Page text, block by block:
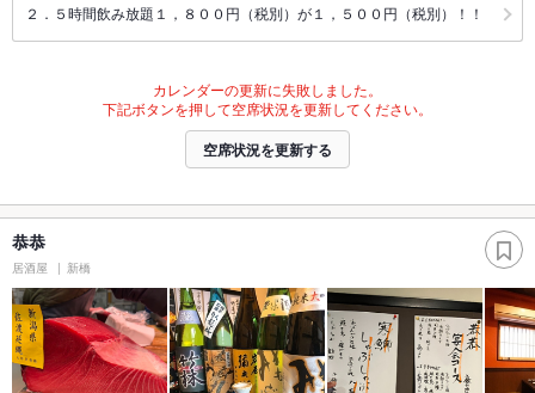
２．５時間飲み放題１，８００円（税別）が１，５００円（税別）！！
カレンダーの更新に失敗しました。
下記ボタンを押して空席状況を更新してください。
空席状況を更新する
恭恭
居酒屋 新橋